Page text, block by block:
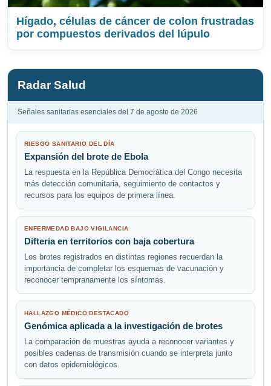
Hígado, células de cáncer de colon frustradas
por compuestos derivados del lúpulo
Radar Salud
Señales sanitarias esenciales del 7 de agosto de 2026
RIESGO SANITARIO DEL DÍA
Expansión del brote de Ebola
La respuesta en la República Democrática del Congo necesita
más detección comunitaria, seguimiento de contactos y
recursos para los equipos de primera línea.
ENFERMEDAD BAJO VIGILANCIA
Difteria en territorios con baja cobertura
Los brotes registrados en distintas regiones recuerdan la
importancia de completar los esquemas de vacunación y
reconocer tempranamente los síntomas.
HALLAZGO MÉDICO DESTACADO
Genómica aplicada a la investigación de brotes
La comparación de muestras ayuda a reconocer variantes y
posibles cadenas de transmisión cuando se interpreta junto
con datos epidemiológicos.